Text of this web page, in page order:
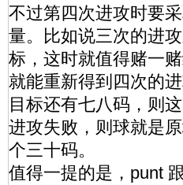
不过第四次进攻时要
量。比如说三次的进
标，这时就值得赌一
就能重新得到四次的
目标还有七八码，则
进攻失败，则球就是
个三十码。
值得一提的是，punt